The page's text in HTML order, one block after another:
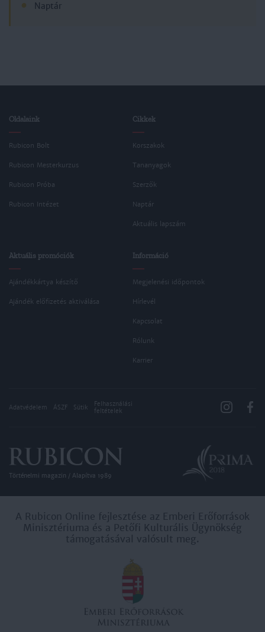
Naptár
Oldalaink
Rubicon Bolt
Rubicon Mesterkurzus
Rubicon Próba
Rubicon Intézet
Cikkek
Korszakok
Tananyagok
Szerzők
Naptár
Aktuális lapszám
Aktuális promóciók
Ajándékkártya készítő
Ajándék előfizetés aktiválása
Információ
Megjelenési időpontok
Hírlevél
Kapcsolat
Rólunk
Karrier
Adatvédelem ÁSZF Sütik
Felhasználási
feltételek
Történelmi magazin / Alapítva 1989
A Rubicon Online fejlesztése az Emberi Erőforrások
Minisztériuma és a Petőfi Kulturális Ügynökség
támogatásával valósult meg.